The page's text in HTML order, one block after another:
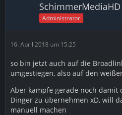
SchimmerMediaHD
Administrator
16. April 2018 um 15:25
so bin jetzt auch auf die
umgestiegen, also auf den
Aber kämpfe gerade noch damit
Dinger zu übernehmen xD, will
manuell machen